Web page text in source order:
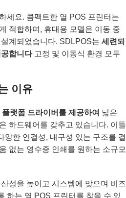
세요. 콤팩트한 열 POS 프린터는
적합하며, 휴대용 모델은 이동 중
계되었습니다. SDLPOS는 세련되
합니다고정 및 이동식 환경 모두
이유
플랫폼 드라이버를 제공하여 넓은
하드웨어를 갖추고 있습니다. 이들
양한 연결성, 내구성 있는 구조를 결
없는 영수증 인쇄를 원하는 소규모
성을 높이고 시스템에 맞으며 비즈
하는 열 POS 프린터를 찾을 수 있